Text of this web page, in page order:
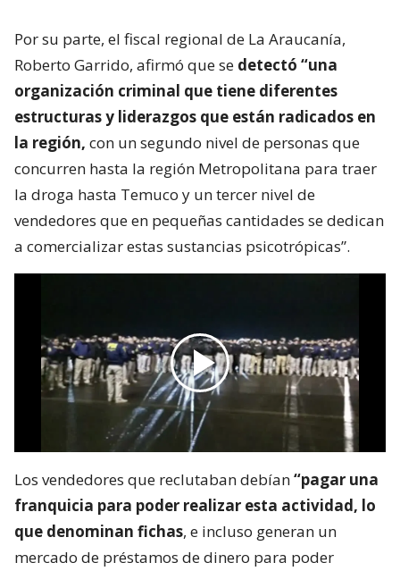
Por su parte, el fiscal regional de La Araucanía,
Roberto Garrido, afirmó que se detectó “una
organización criminal que tiene diferentes
estructuras y liderazgos que están radicados en
la región, con un segundo nivel de personas que
concurren hasta la región Metropolitana para traer
la droga hasta Temuco y un tercer nivel de
vendedores que en pequeñas cantidades se dedican
a comercializar estas sustancias psicotrópicas”.
Los vendedores que reclutaban debían“pagar una
franquicia para poder realizar esta actividad, lo
que denominan fichas, e incluso generan un
mercado de préstamos de dinero para poder